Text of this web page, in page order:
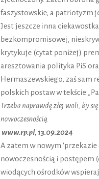
faszystowskie, a patriotyzm
Jest jeszcze inna
bezkompromisowej,
krytykuje (cytat poniżej)
aresztowania polityka PiS
Hermaszewskiego, zaś sam
polskich postaw w tekście
Trzeba naprawdę złej woli, by
nowoczesnością.
www.rp.pl, 13.09.2024
A zatem w nowym
nowoczesnością i postępem
wiodących ośrodków